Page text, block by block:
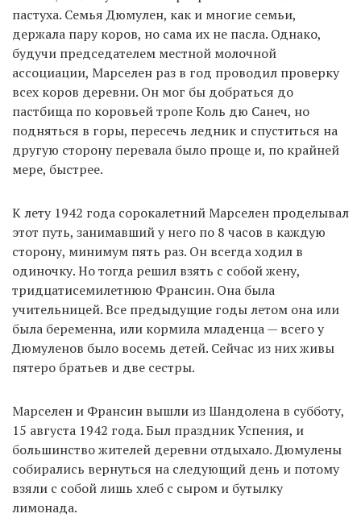
пастуха. Семья Дюмулен, как и многие семьи,
держала пару коров, но сама их не пасла. Однако,
будучи председателем местной молочной
ассоциации, Марселен раз в год проводил проверку
всех коров деревни. Он мог бы добраться до
пастбища по коровьей тропе Коль дю Санеч, но
подняться в горы, пересечь ледник и спуститься на
другую сторону перевала было проще и, по крайней
мере, быстрее.
К лету 1942 года сорокалетний Марселен проделывал
этот путь, занимавший у него по 8 часов в каждую
сторону, минимум пять раз. Он всегда ходил в
одиночку. Но тогда решил взять с собой жену,
тридцатисемилетнюю Франсин. Она была
учительницей. Все предыдущие годы летом она или
была беременна, или кормила младенца — всего у
Дюмуленов было восемь детей. Сейчас из них живы
пятеро братьев и две сестры.
Марселен и Франсин вышли из Шандолена в субботу,
15 августа 1942 года. Был праздник Успения, и
большинство жителей деревни отдыхало. Дюмулены
собирались вернуться на следующий день и потому
взяли с собой лишь хлеб с сыром и бутылку
лимонада.